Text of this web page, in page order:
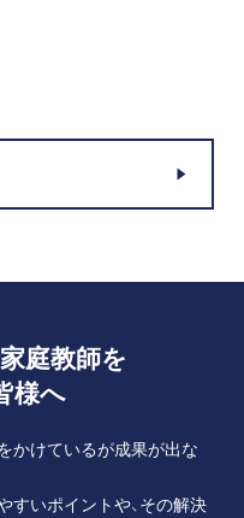
庭教師を
様へ
かけているが成果が出な
すいポイントや、その解決